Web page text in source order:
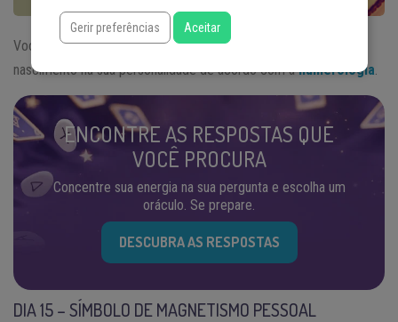
Você nasceu no dia 15? Veja qual a influência deste dia de
nascimento na sua personalidade de acordo com anumerologia
ENCONTRE AS RESPOSTAS QUE
VOCÊ PROCURA
Concentre sua energia na sua pergunta e escolha um
oráculo. Se prepare.
DESCUBRA AS RESPOSTAS
DIA 15 – SÍMBOLO DE MAGNETISMO PESSOAL
Gerir preferências Aceitar